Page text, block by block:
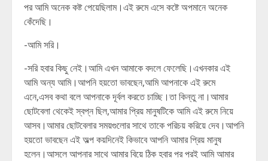
পর আমি অনেক কষ্ট পেয়েছিলাম।এই রুমে এসে কষ্টে অপমানে অনেক
কেঁদেছি।
-আমি সরি।
-সরি হবার কিছু নেই।আমি এখন আমাকে বদলে ফেলেছি।এখনকার এই
আমি অন্য আমি।আপনি হয়তো ভাবছেন,আমি আপনাকে এই রুমে
এনে,এসব কথা বলে আপনাকে দূর্বল করতে চাচ্ছি।তা কিন্তু না।আমার
ছোটবেলা থেকেই স্বপ্ন ছিল,আমার প্রিয় মানুষটিকে আমি এই রুমে নিয়ে
আসব।আমার ছোটবেলার সময়গুলোর সাথে তাকে পরিচয় করিয়ে দেব।আপনি
হয়তো ভাবছেন এই অল্প কয়দিনেই কিভাবে আপনি আমার প্রিয় মানুষ
হলেন।আসলে আপনার সাথে আমার বিয়ে ঠিক হবার পর পরই আমি আমার